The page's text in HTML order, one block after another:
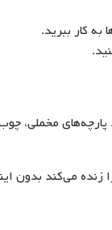
کار ببرید.
مخملی،
می‌کند بدون